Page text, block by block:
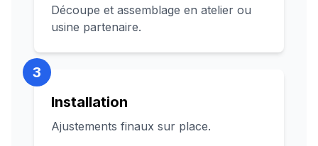
Découpe et assemblage en atelier ou
usine partenaire.
3
Installation
Ajustements finaux sur place.